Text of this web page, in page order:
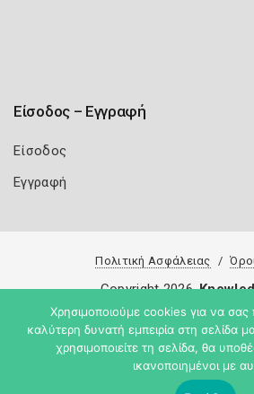
Είσοδος – Εγγραφή
Είσοδος
Εγγραφή
Πολιτική Ασφάλειας
Copyright 2026
Χρησιμοποιούμε cookies για να
καλύτερη δυνατή εμπειρία στη σελίδα
χρησιμοποιείτε τη σελίδα, θα
ικανοποιημένοι με